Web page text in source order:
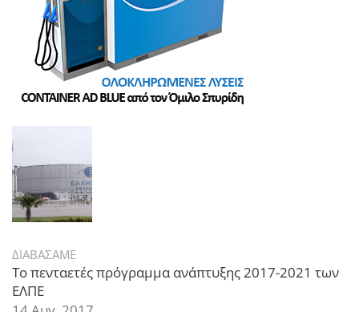
ΔΙΑΒΑΣΑΜΕ
Το πενταετές πρόγραμμα ανάπτυξης 2017-2021 των
ΕΛΠΕ